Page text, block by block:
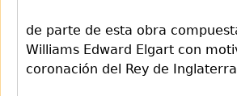
de parte de esta obra
Williams Edward Elgart con
coronación del Rey de